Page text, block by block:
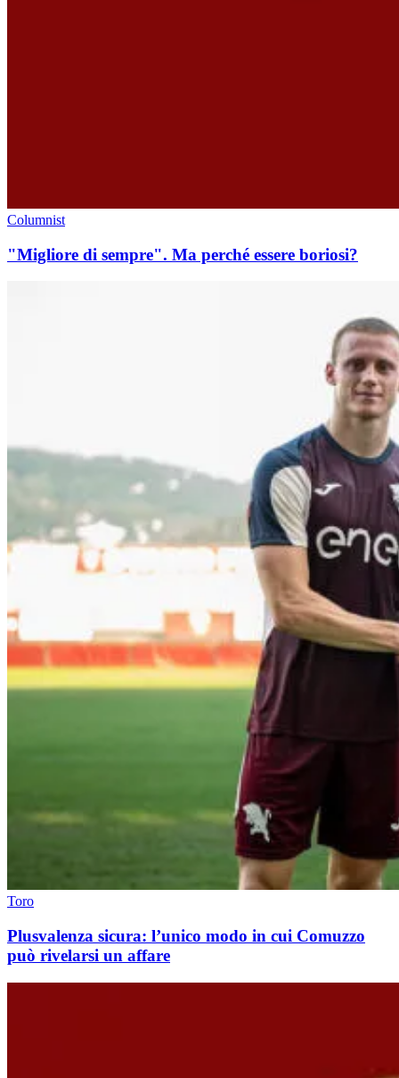
Columnist
"Migliore di sempre". Ma perché essere boriosi?
Toro
Plusvalenza sicura: l’unico modo in cui Comuzzo
può rivelarsi un affare